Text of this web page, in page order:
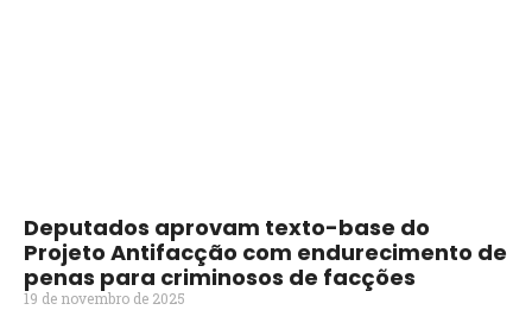
Deputados aprovam texto-base do
Projeto Antifacção com endurecimento de
penas para criminosos de facções
19 de novembro de 2025